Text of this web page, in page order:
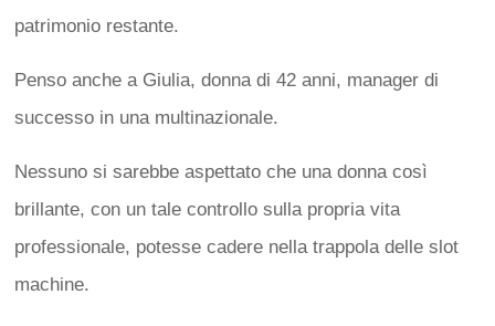
patrimonio restante.
Penso anche a Giulia, donna di 42 anni, manager di
successo in una multinazionale.
Nessuno si sarebbe aspettato che una donna così
brillante, con un tale controllo sulla propria vita
professionale, potesse cadere nella trappola delle slot
machine.